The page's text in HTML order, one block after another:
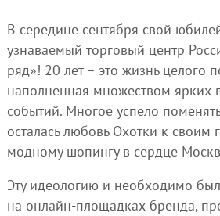
В середине сентября свой
узнаваемый торговый центр
ряд»! 20 лет – это жизнь целого
наполненная множеством ярких
событий. Многое успело
осталась любовь Охотки к своим
модному шопингу в сердце
Эту идеологию и необходимо
на онлайн-площадках бренда,